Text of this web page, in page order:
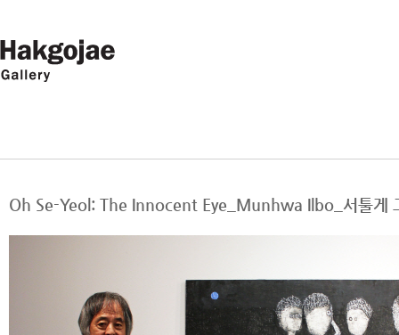
Oh Se-Yeol: The Innocent Eye_Munhwa Ilbo_서툴게